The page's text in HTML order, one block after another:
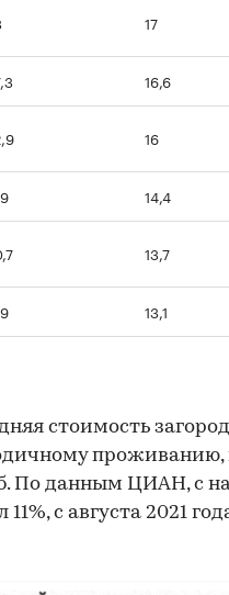
17
16,6
16
14,4
13,7
13,1
стоимость
проживанию,
По данным ЦИАН, с
с августа 2021